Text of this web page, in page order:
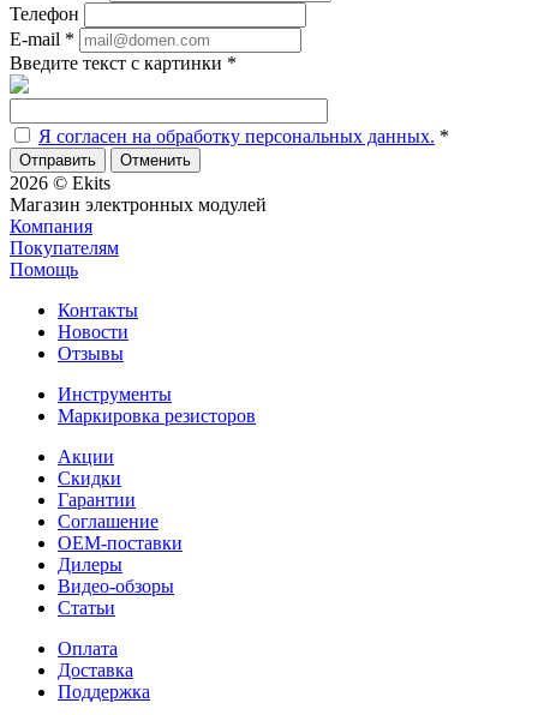
Телефон
E-mail *
Введите текст с картинки *
Я согласен на обработку персональных данных. *
Отменить
2026 © Ekits
Магазин электронных модулей
Компания
Покупателям
Помощь
Контакты
Новости
Отзывы
Инструменты
Маркировка резисторов
Акции
Скидки
Гарантии
Соглашение
OEM-поставки
Дилеры
Видео-обзоры
Статьи
Оплата
Доставка
Поддержка